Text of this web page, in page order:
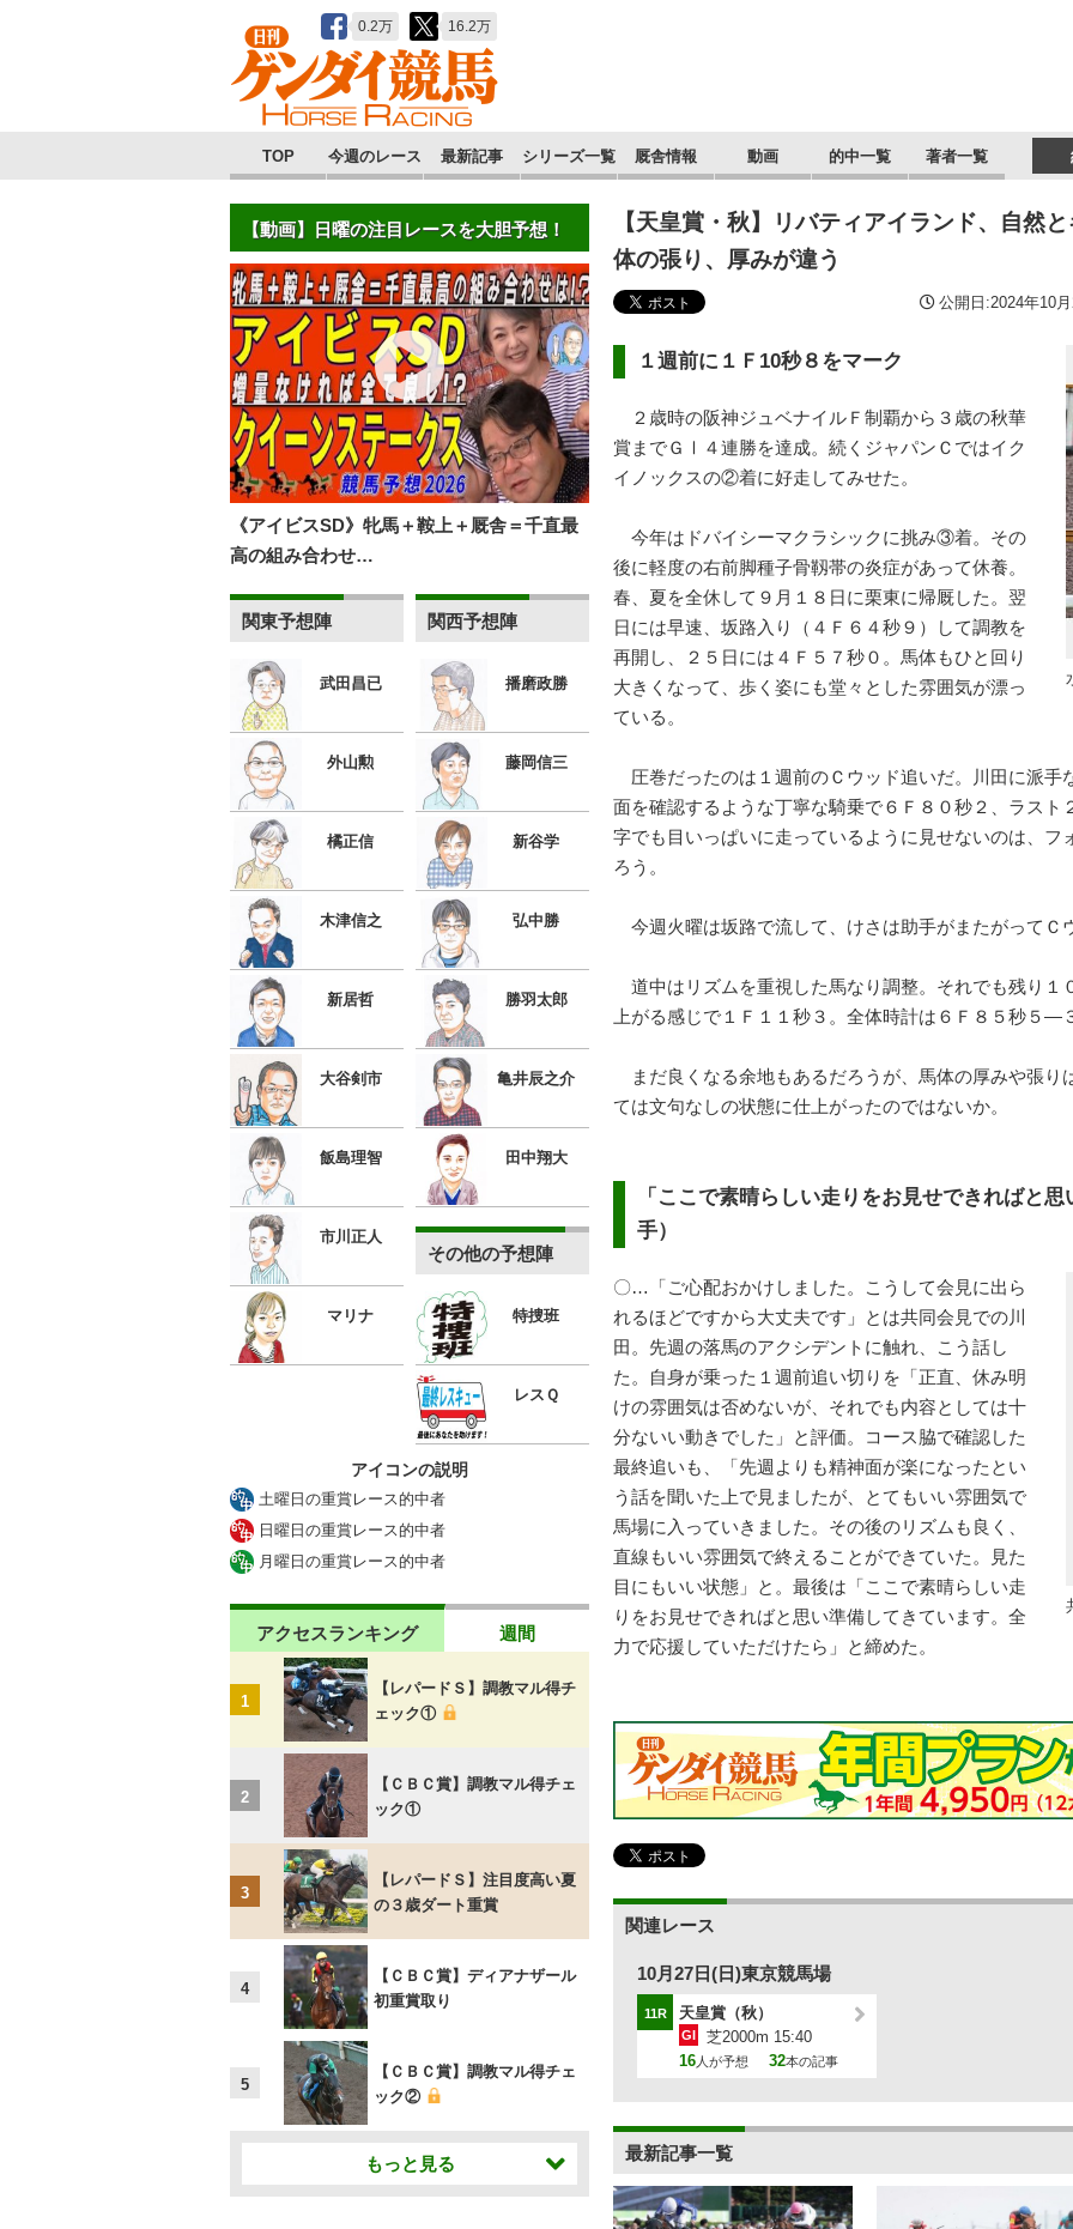
0.2万 16.2万
TOP 今週のレース 最新記事 シリーズ一覧 厩舎情報 動画 的中一覧 著者一覧
【天皇賞・秋】リバティアイランド、自
体の張り、厚みが違う
公開日:2024年10
１週前に１Ｆ10秒８をマーク
２歳時の阪神ジュベナイルＦ制覇から３歳の秋華
賞までＧⅠ４連勝を達成。続くジャパンＣではイク
イノックスの②着に好走してみせた。
今年はドバイシーマクラシックに挑み③着。その
後に軽度の右前脚種子骨靱帯の炎症があって休養。
春、夏を全休して９月１８日に栗東に帰厩した。翌
日には早速、坂路入り（４Ｆ６４秒９）して調教を
再開し、２５日には４Ｆ５７秒０。馬体もひと回り
大きくなって、歩く姿にも堂々とした雰囲気が漂っ
ている。
圧巻だったのは１週前のＣウッド追いだ。川田に派手
面を確認するような丁寧な騎乗で６Ｆ８０秒２、ラス
字でも目いっぱいに走っているように見せないのは、フ
ろう。
今週火曜は坂路で流して、けさは助手がまたがってＣ
道中はリズムを重視した馬なり調整。それでも残り１
上がる感じで１Ｆ１１秒３。全体時計は６Ｆ８５秒５―
まだ良くなる余地もあるだろうが、馬体の厚みや張り
ては文句なしの状態に仕上がったのではないか。
「ここで素晴らしい走りをお見せできればと
手）
〇…「ご心配おかけしました。こうして会見に出ら
れるほどですから大丈夫です」とは共同会見での川
田。先週の落馬のアクシデントに触れ、こう話し
た。自身が乗った１週前追い切りを「正直、休み明
けの雰囲気は否めないが、それでも内容としては十
分ないい動きでした」と評価。コース脇で確認した
最終追いも、「先週よりも精神面が楽になったとい
う話を聞いた上で見ましたが、とてもいい雰囲気で
馬場に入っていきました。その後のリズムも良く、
直線もいい雰囲気で終えることができていた。見た
目にもいい状態」と。最後は「ここで素晴らしい走
りをお見せできればと思い準備してきています。全
力で応援していただけたら」と締めた。
関連レース
10月27日(日)東京競馬場
11R 天皇賞（秋）
GI
芝2000m 15:40
16 人が予想 32本の記事
最新記事一覧
【動画】日曜の注目レースを大胆予想！
《アイビスSD》牝馬＋鞍上＋厩舎＝千直最
高の組み合わせ…
関東予想陣
武田昌已
外山勲
橘正信
木津信之
新居哲
大谷剣市
飯島理智
市川正人
マリナ
関西予想陣
播磨政勝
藤岡信三
新谷学
弘中勝
勝羽太郎
亀井辰之介
田中翔大
その他の予想陣
特捜班
レスＱ
アイコンの説明
土曜日の重賞レース的中者
日曜日の重賞レース的中者
月曜日の重賞レース的中者
アクセスランキング 週間
1
【レパードＳ】調教マル得チ
ェック①
2
【ＣＢＣ賞】調教マル得チェ
ック①
3
【レパードＳ】注目度高い夏
の３歳ダート重賞
4
【ＣＢＣ賞】ディアナザール
初重賞取り
5
【ＣＢＣ賞】調教マル得チェ
ック②
もっと見る